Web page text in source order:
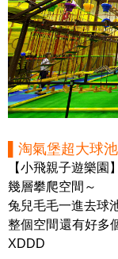
▌淘氣堡超大球
【小飛親子遊樂
幾層攀爬空間～
兔兒毛毛一進去球
整個空間還有好多
XDDD